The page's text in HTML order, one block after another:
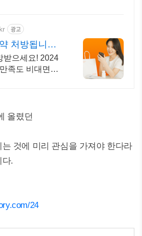
광고
처방됩니다
가능
받으세요! 2024
족도 비대면진
올렸던
것에 미리 관심을 가져야 한다라
다.
24